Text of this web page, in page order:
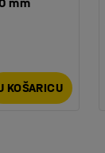
KOŠARICU